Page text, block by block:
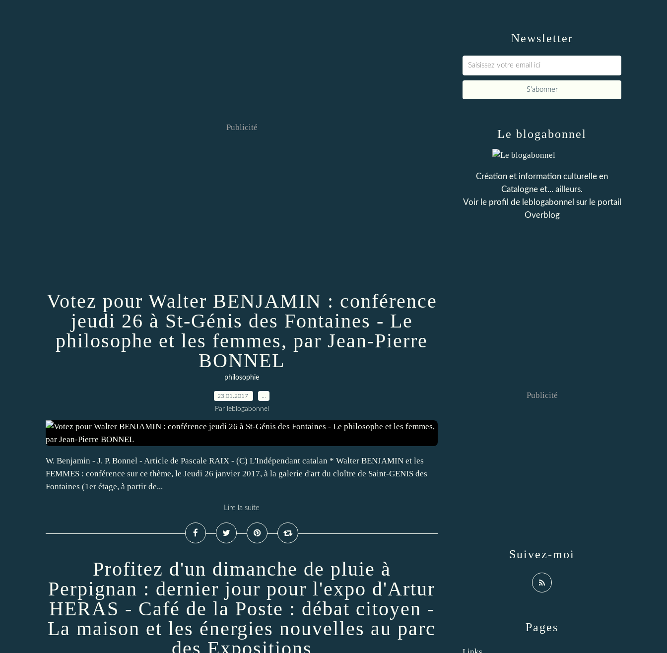
Publicité
Votez pour Walter BENJAMIN : conférence
jeudi 26 à St-Génis des Fontaines - Le
philosophe et les femmes, par Jean-Pierre
BONNEL
philosophie
23.01.2017
Par leblogabonnel
W. Benjamin - J. P. Bonnel - Article de Pascale RAIX - (C) L'Indépendant catalan * Walter BENJAMIN et les
FEMMES : conférence sur ce thème, le Jeudi 26 janvier 2017, à la galerie d'art du cloître de Saint-GENIS des
Fontaines (1er étage, à partir de...
Lire la suite
Profitez d'un dimanche de pluie à
Perpignan : dernier jour pour l'expo d'Artur
HERAS - Café de la Poste : débat citoyen -
La maison et les énergies nouvelles au parc
des Expositions
Newsletter
Pages
Le blogabonnel
Création et information culturelle en
Catalogne et... ailleurs.
Voir le profil de leblogabonnel sur le portail
Overblog
Suivez-moi
Publicité